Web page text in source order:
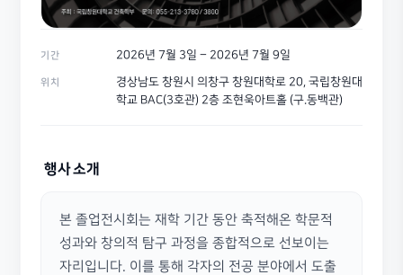
기간 2026년 7월 3일 – 2026년 7월 9일
위치
경상남도 창원시 의창구 창원대학로 20, 국립창원대
학교 BAC(3호관) 2층 조현욱아트홀 (구.동백관)
행사 소개
본 졸업전시회는 재학 기간 동안 축적해온 학문적
성과와 창의적 탐구 과정을 종합적으로 선보이는
자리입니다. 이를 통해 각자의 전공 분야에서 도출